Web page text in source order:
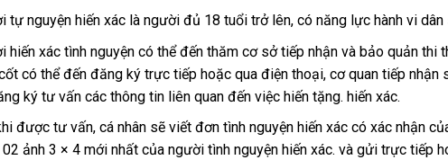
tự nguyện hiến xác là người đủ 18 tuổi trở lên, có năng lực hành vi
hiến xác tình nguyện có thể đến thăm cơ sở tiếp nhận và bảo quản thi
có thể đến đăng ký trực tiếp hoặc qua điện thoại, cơ quan tiếp
ký tư vấn các thông tin liên quan đến việc hiến tặng. hiến xác.
được tư vấn, cá nhân sẽ viết đơn tình nguyện hiến xác có xác nhận
02 ảnh 3 × 4 mới nhất của người tình nguyện hiến xác. và gửi trực tiếp